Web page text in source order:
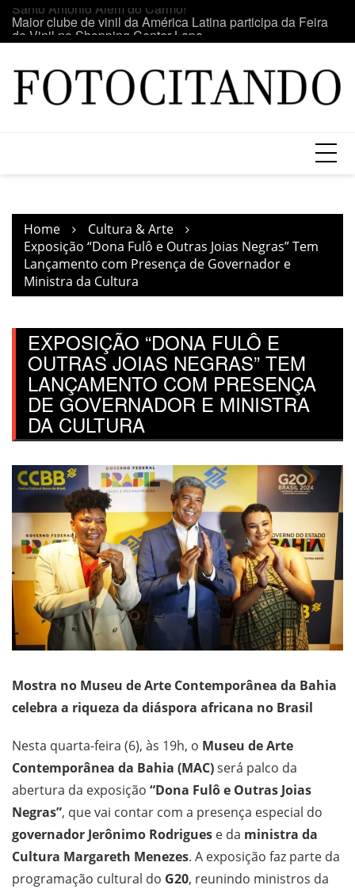
Skip
content
Maior clube de vinil da América Latina participa da Feira
do Vinil no Shopping Center Lapa
Home
Cultura & Arte
Exposição “Dona Fulô e Outras Joias Negras” Tem
Lançamento com Presença de Governador e
Ministra da Cultura
EXPOSIÇÃO “DONA FULÔ E
OUTRAS JOIAS NEGRAS” TEM
LANÇAMENTO COM PRESENÇA
DE GOVERNADOR E MINISTRA
DA CULTURA
Mostra no Museu de Arte Contemporânea da Bahia
celebra a riqueza da diáspora africana no Brasil
Nesta quarta-feira (6), às 19h, o Museu de Arte
Contemporânea da Bahia (MAC)será palco da
abertura da exposição “Dona Fulô e Outras Joias
Negras”, que vai contar com a presença especial do
governador Jerônimo Rodrigues e da ministra da
Cultura Margareth Menezes. A exposição faz parte da
programação cultural do G20, reunindo ministros da